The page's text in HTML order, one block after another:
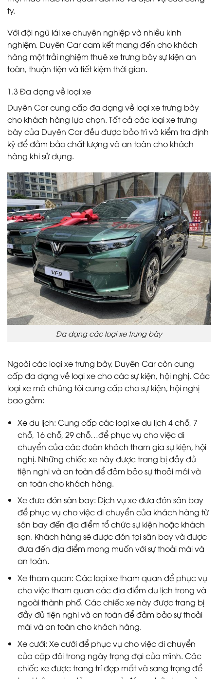
ty.
Với đội ngũ lái xe chuyên nghiệp và nhiều kinh
nghiệm, Duyên Car cam kết mang đến cho khách
hàng một trải nghiệm thuê xe trưng bày sự kiện an
toàn, thuận tiện và tiết kiệm thời gian.
1.3 Đa dạng về loại xe
Duyên Car cung cấp đa dạng về loại xe trưng bày
cho khách hàng lựa chọn. Tất cả các loại xe trưng
bày của Duyên Car đều được bảo trì và kiểm tra định
kỳ để đảm bảo chất lượng và an toàn cho khách
hàng khi sử dụng.
Đa dạng các loại xe trưng bày
Ngoài các loại xe trưng bày, Duyên Car còn cung
cấp đa dạng về loại xe cho các sự kiện, hội nghị. Các
loại xe mà chúng tôi cung cấp cho sự kiện, hội nghị
bao gồm:
Xe du lịch: Cung cấp các loại xe du lịch 4 chỗ, 7
chỗ, 16 chỗ, 29 chỗ…để phục vụ cho việc di
chuyển của các đoàn khách tham gia sự kiện, hội
nghị. Những chiếc xe này được trang bị đầy đủ
tiện nghi và an toàn để đảm bảo sự thoải mái và
an toàn cho khách hàng.
Xe đưa đón sân bay: Dịch vụ xe đưa đón sân bay
để phục vụ cho việc di chuyển của khách hàng từ
sân bay đến địa điểm tổ chức sự kiện hoặc khách
sạn. Khách hàng sẽ được đón tại sân bay và được
đưa đến địa điểm mong muốn với sự thoải mái và
an toàn.
Xe tham quan: Các loại xe tham quan để phục vụ
cho việc tham quan các địa điểm du lịch trong và
ngoài thành phố. Các chiếc xe này được trang bị
đầy đủ tiện nghi và an toàn để đảm bảo sự thoải
mái và an toàn cho khách hàng.
Xe cưới: Xe cưới để phục vụ cho việc di chuyển
của cặp đôi trong ngày trọng đại của mình. Các
chiếc xe được trang trí đẹp mắt và sang trọng để